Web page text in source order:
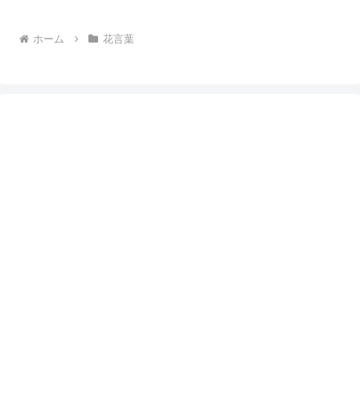
ホーム 花言葉